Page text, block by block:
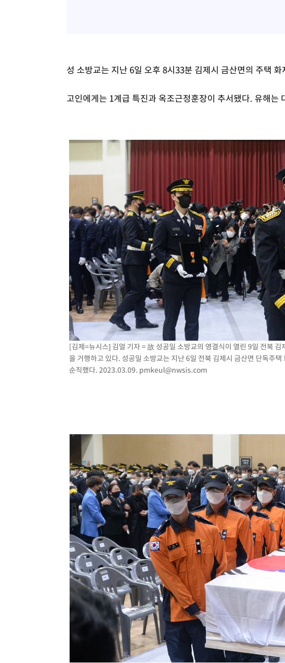
성 소방교는 지난 6일 오후 8시33분 김제시 금산면의 주택
고인에게는 1계급 특진과 옥조근정훈장이 추서됐다. 유해는
[김제=뉴시스] 김얼 기자 = 故 성공일 소방교의 영결식이 열린 9일 전북
을 거행하고 있다. 성공일 소방교는 지난 6일 전북 김제시 금산면 단독주
순직했다. 2023.03.09. pmkeul@nwsis.com